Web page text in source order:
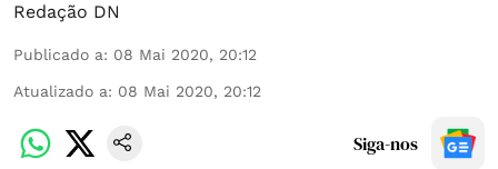
Redação DN
Publicado a: 08 Mai 2020, 20:12
Atualizado a: 08 Mai 2020, 20:12
Siga-nos